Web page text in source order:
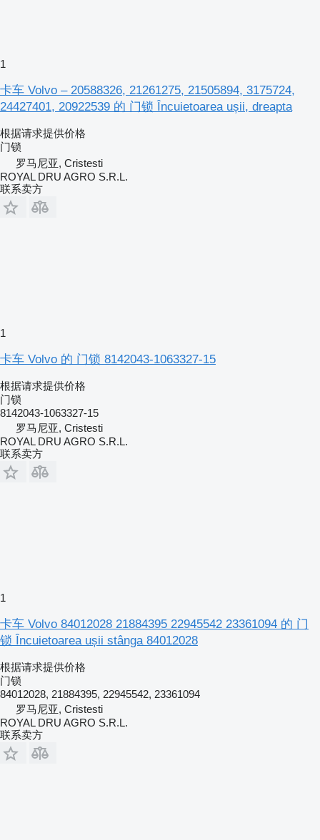
1
卡车 Volvo – 20588326, 21261275, 21505894, 3175724,
24427401, 20922539 的 门锁 Încuietoarea ușii, dreapta
根据请求提供价格
门锁
罗马尼亚, Cristesti
ROYAL DRU AGRO S.R.L.
联系卖方
1
卡车 Volvo 的 门锁 8142043-1063327-15
根据请求提供价格
门锁
8142043-1063327-15
罗马尼亚, Cristesti
ROYAL DRU AGRO S.R.L.
联系卖方
1
卡车 Volvo 84012028 21884395 22945542 23361094 的 门
锁 Încuietoarea ușii stânga 84012028
根据请求提供价格
门锁
84012028, 21884395, 22945542, 23361094
罗马尼亚, Cristesti
ROYAL DRU AGRO S.R.L.
联系卖方